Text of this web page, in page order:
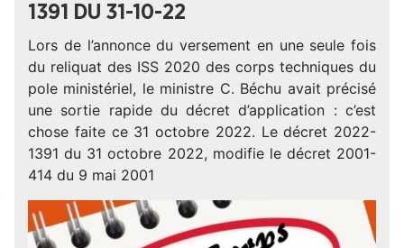
1391 DU 31-10-22
Lors de l’annonce du versement en une seule fois
du reliquat des ISS 2020 des corps techniques du
pole ministériel, le ministre C. Béchu avait précisé
une sortie rapide du décret d’application : c’est
chose faite ce 31 octobre 2022. Le décret 2022-
1391 du 31 octobre 2022, modifie le décret 2001-
414 du 9 mai 2001